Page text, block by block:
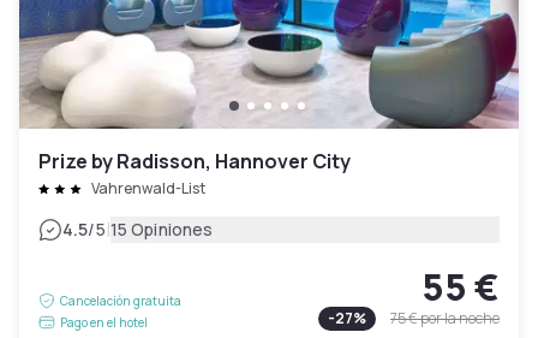
Prize by Radisson, Hannover City
Vahrenwald-List
4.5/5|15 Opiniones
Cancelación gratuita
Pago en el hotel
55 €
-27% 75 €por la noche